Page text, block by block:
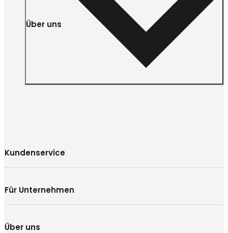
Über uns
Kundenservice
Für Unternehmen
Über uns